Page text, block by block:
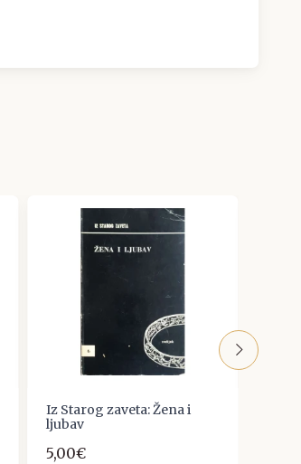
Iz Starog zaveta: Žena i
ljubav
5,00€